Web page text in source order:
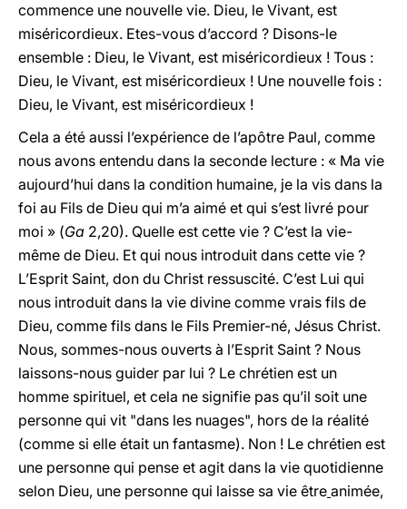
commence une nouvelle vie. Dieu, le Vivant, est
miséricordieux. Etes-vous d’accord ? Disons-le
ensemble : Dieu, le Vivant, est miséricordieux ! Tous :
Dieu, le Vivant, est miséricordieux ! Une nouvelle fois :
Dieu, le Vivant, est miséricordieux !
Cela a été aussi l’expérience de l’apôtre Paul, comme
nous avons entendu dans la seconde lecture : « Ma vie
aujourd’hui dans la condition humaine, je la vis dans la
foi au Fils de Dieu qui m’a aimé et qui s’est livré pour
moi » (Ga 2,20). Quelle est cette vie ? C’est la vie-
même de Dieu. Et qui nous introduit dans cette vie ?
L’Esprit Saint, don du Christ ressuscité. C’est Lui qui
nous introduit dans la vie divine comme vrais fils de
Dieu, comme fils dans le Fils Premier-né, Jésus Christ.
Nous, sommes-nous ouverts à l’Esprit Saint ? Nous
laissons-nous guider par lui ? Le chrétien est un
homme spirituel, et cela ne signifie pas qu’il soit une
personne qui vit "dans les nuages", hors de la réalité
(comme si elle était un fantasme). Non ! Le chrétien est
une personne qui pense et agit dans la vie quotidienne
selon Dieu, une personne qui laisse sa vie être animée,